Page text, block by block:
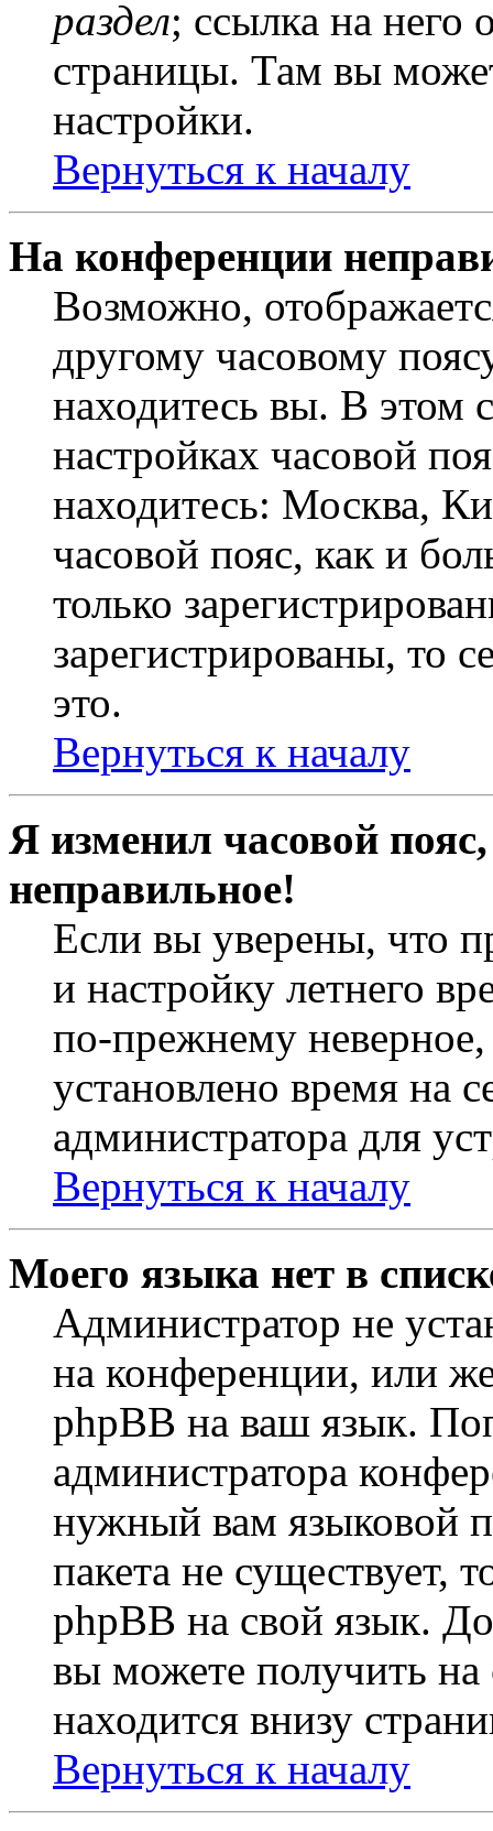
раздел; ссылка на него
страницы. Там вы
настройки.
Вернуться к началу
На конференции
Возможно,
другому часовому
находитесь вы. В этом
настройках часовой
находитесь: Москва,
часовой пояс, как и
только
зарегистрированы, то
это.
Вернуться к началу
Я изменил часовой
неправильное!
Если вы уверены, что
и настройку летнего
по-прежнему неверное,
установлено время на
администратора для
Вернуться к началу
Моего языка нет в
Администратор не
на конференции, или
phpBB на ваш язык.
администратора
нужный вам языковой
пакета не существует,
phpBB на свой язык.
вы можете получить на
находится внизу
Вернуться к началу